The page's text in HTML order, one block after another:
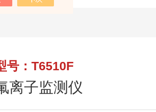
号：T6510F
离子监测仪